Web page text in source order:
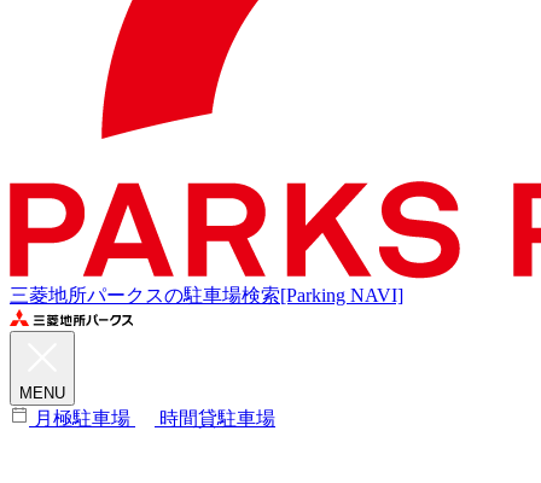
三菱地所パークスの駐車場検索[Parking NAVI]
MENU
月極駐車場 時間貸駐車場